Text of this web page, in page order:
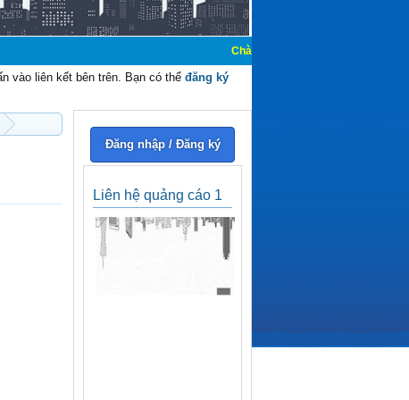
Chào mừng các bạn đến với Diễn
vào liên kết bên trên. Bạn có thể đăng ký
Đăng nhập / Đăng ký
Liên hệ quảng cáo 1